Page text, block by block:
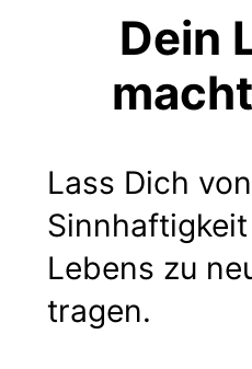
Dein
Lass Dich
Lebens zu
tragen.